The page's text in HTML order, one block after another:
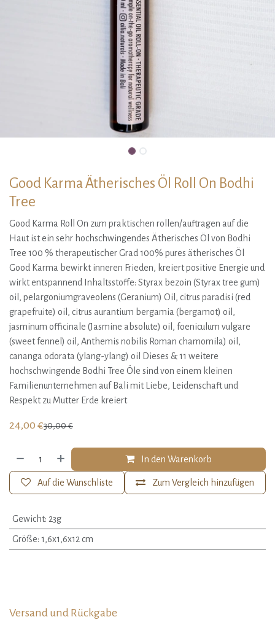
Good Karma Ätherisches Öl Roll On Bodhi
Tree
Good Karma Roll On zum praktischen rollen/auftragen auf die
Haut ist ein sehr hochschwingendes Ätherisches Öl von Bodhi
Tree 100 % therapeutischer Grad 100% pures ätherisches Öl
Good Karma bewirkt inneren Frieden, kreiert positive Energie und
wirkt entspannend Inhaltsstoffe: Styrax bezoin (Styrax tree gum)
oil, pelargoniumgraveolens (Geranium) Oil, citrus paradisi (red
grapefruite) oil, citrus aurantium bergamia (bergamot) oil,
jasminum officinale (Jasmine absolute) oil, foeniculum vulgare
(sweet fennel) oil, Anthemis nobilis Roman chamomila) oil,
cananga odorata (ylang-ylang) oil Dieses & 11 weitere
hochschwingende Bodhi Tree Öle sind von einem kleinen
Familienunternehmen auf Bali mit Liebe, Leidenschaft und
Respekt zu Mutter Erde kreiert
24,00 €30,00€
In den Warenkorb
Zum Vergleich hinzufügen
Auf die Wunschliste
Gewicht: 23g
Größe: 1,6x1,6x12 cm
Versand und Rückgabe